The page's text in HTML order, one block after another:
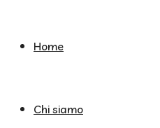
Home
Chi siamo